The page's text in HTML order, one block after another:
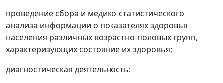
проведение сбора и медико-статистического
анализа информации о показателях здоровья
населения различных возрастно-половых групп,
характеризующих состояние их здоровья;
диагностическая деятельность: